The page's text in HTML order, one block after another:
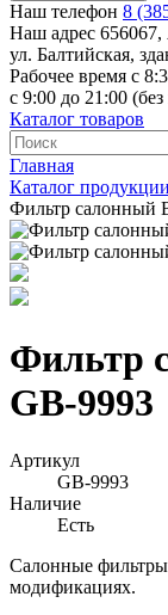
Наш телефон 8
Наш адрес 656067,
ул. Балтийская,
Рабочее время с
с 9:00 до 21:00
Каталог товаров
Главная
Каталог продукции
Фильтр салонный
Фильтр
GB-9993
Артикул
GB-9993
Наличие
Есть
Салонные
модификациях.